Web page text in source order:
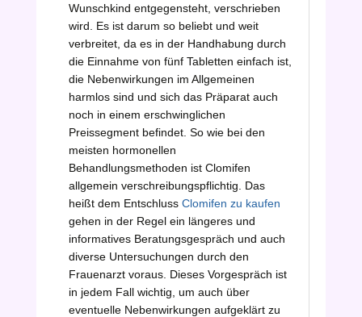
Wunschkind entgegensteht, verschrieben
wird. Es ist darum so beliebt und weit
verbreitet, da es in der Handhabung durch
die Einnahme von fünf Tabletten einfach ist,
die Nebenwirkungen im Allgemeinen
harmlos sind und sich das Präparat auch
noch in einem erschwinglichen
Preissegment befindet. So wie bei den
meisten hormonellen
Behandlungsmethoden ist Clomifen
allgemein verschreibungspflichtig. Das
heißt dem Entschluss Clomifen zu kaufen
gehen in der Regel ein längeres und
informatives Beratungsgespräch und auch
diverse Untersuchungen durch den
Frauenarzt voraus. Dieses Vorgespräch ist
in jedem Fall wichtig, um auch über
eventuelle Nebenwirkungen aufgeklärt zu